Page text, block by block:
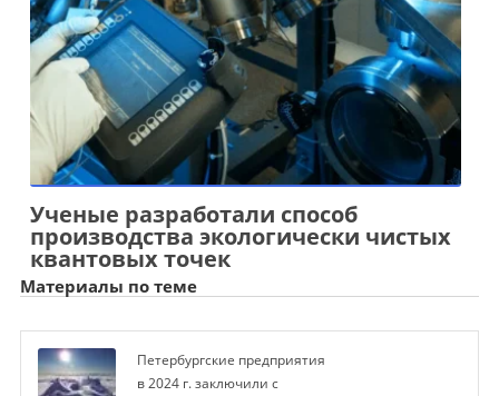
Ученые разработали способ
производства экологически чистых
квантовых точек
Материалы по теме
Петербургские предприятия
в 2024 г. заключили с